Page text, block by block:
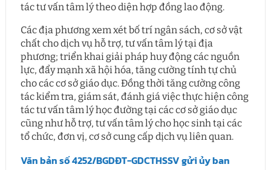
tác tư vấn tâm lý theo diện hợp đồng lao động.
Các địa phương xem xét bố trí ngân sách, cơ sở vật
chất cho dịch vụ hỗ trợ, tư vấn tâm lý tại địa
phương; triển khai giải pháp huy động các nguồn
lực, đẩy mạnh xã hội hóa, tăng cường tính tự chủ
cho các cơ sở giáo dục. Đồng thời tăng cường công
tác kiểm tra, giám sát, đánh giá việc thực hiện công
tác tư vấn tâm lý học đường tại các cơ sở giáo dục
cũng như hỗ trợ, tư vấn tâm lý cho học sinh tại các
tổ chức, đơn vị, cơ sở cung cấp dịch vụ liên quan.
Văn bản số 4252/BGDĐT-GDCTHSSV gửi ủy ban